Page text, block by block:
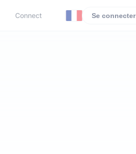
Connect Se connecter